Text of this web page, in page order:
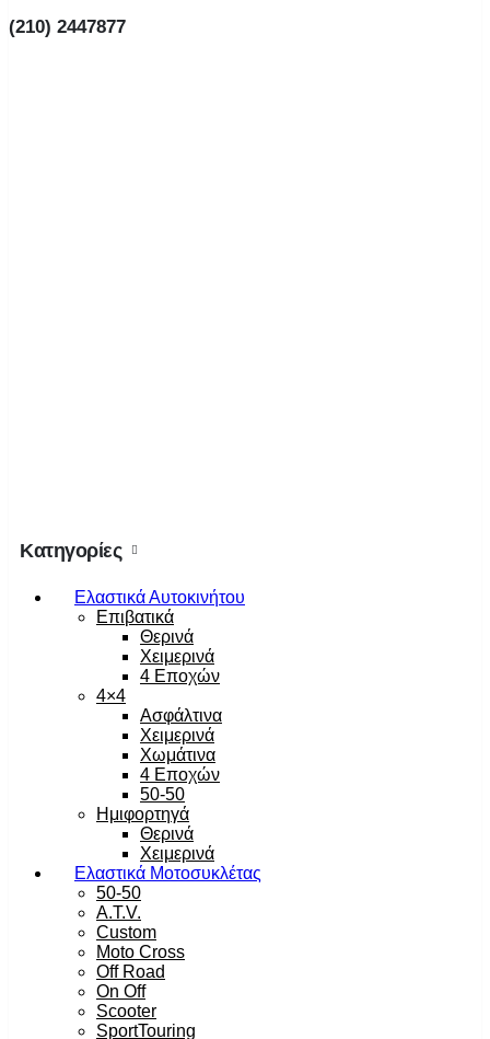
(210) 2447877
Κατηγορίες
Ελαστικά Αυτοκινήτου
Επιβατικά
Θερινά
Χειμερινά
4 Εποχών
4×4
Ασφάλτινα
Χειμερινά
Χωμάτινα
4 Εποχών
50-50
Ημιφορτηγά
Θερινά
Χειμερινά
Ελαστικά Μοτοσυκλέτας
50-50
A.T.V.
Custom
Moto Cross
Off Road
On Off
Scooter
SportTouring